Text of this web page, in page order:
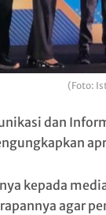
(Foto:
dan
kepada
agar